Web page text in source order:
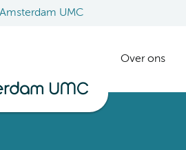
UMC
Over ons